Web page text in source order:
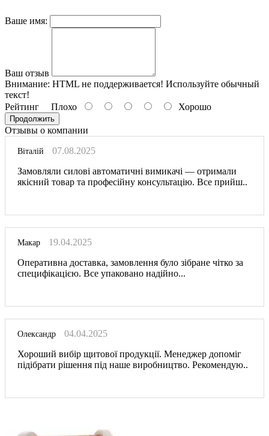
Ваше имя:
Ваш отзыв
Внимание: HTML не поддерживается! Используйте обычный
текст!
Рейтинг Плохо Хорошо
Продолжить
Отзывы о компании
Віталій
07.08.2025
Замовляли силові автоматичні вимикачі — отримали
якісний товар та професійну консультацію. Все прийш..
Макар
19.04.2025
Оперативна доставка, замовлення було зібране чітко за
специфікацією. Все упаковано надійно...
Олександр
04.04.2025
Хороший вибір щитової продукції. Менеджер допоміг
підібрати рішення під наше виробництво. Рекомендую..